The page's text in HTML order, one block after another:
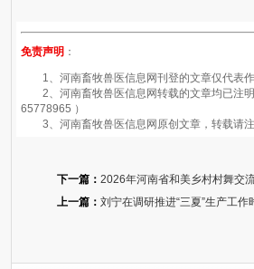
免责声明 ：
1、河南畜牧兽医信息网刊登的文章仅代表作
2、河南畜牧兽医信息网转载的文章均已注明
65778965 ）
3、河南畜牧兽医信息网原创文章，转载请注
下一篇： 2026年河南省和美乡村村舞交
上一篇： 刘宁在调研推进“三夏”生产工